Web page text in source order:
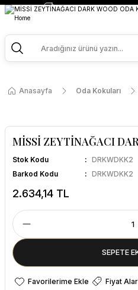
2500 TL ve Üzeri
Missi
Anasayfa Oda Kokuları
MİSSİ ZEYTİNAĞACI
Stok Kodu
DRKWDKK2
Barkod Kodu
DRKWDKK2
2.634,14 TL
SEPETE
Fiyat